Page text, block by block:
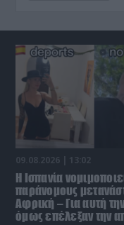
09.08.2026 | 13:02
Η Ισπανία
παράνομους
Αφρική – Για αυτή
όμως επέλεξαν την